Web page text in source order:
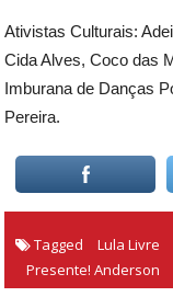
Ativistas Culturais:
Cida Alves, Coco das
Imburana de Danças
Pereira.
Tagged Lula Livre
Presente! Anderson